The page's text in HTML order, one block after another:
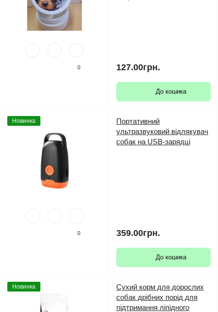
0 127.00грн.
До кошика
Новинка
0
Портативний
ультразвуковий відлякувач
собак на USB-зарядці
359.00грн.
До кошика
Новинка
Сухий корм для дорослих
собак дрібних порід для
підтримання ліпідного